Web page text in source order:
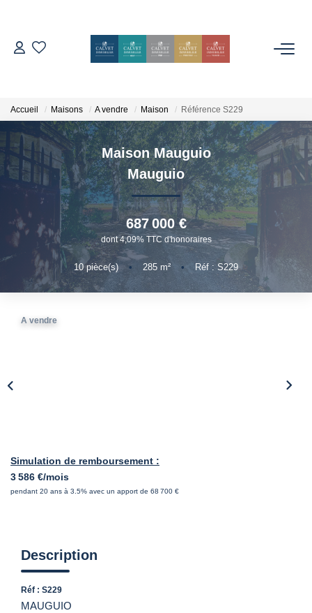
ESTIMER
L'AGENCE
Notre Équipe
Nos Avis
Nos Partenaires
Nos Actes
Accueil Maisons A vendre Maison Référence S229
Maison Mauguio
Mauguio
687 000 €
dont 4,09% TTC d'honoraires
10pièce(s) • 285 m² • Réf : S229
A vendre
Simulation de remboursement :
3 586 €/mois
pendant 20 ans à 3.5% avec un apport de 68 700 €
Description
Réf : S229
MAUGUIO